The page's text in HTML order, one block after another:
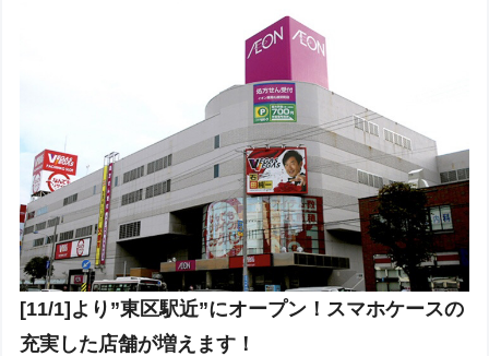
[11/1]より”東区駅近”にオープン！スマホケースの
充実した店舗が増えます！